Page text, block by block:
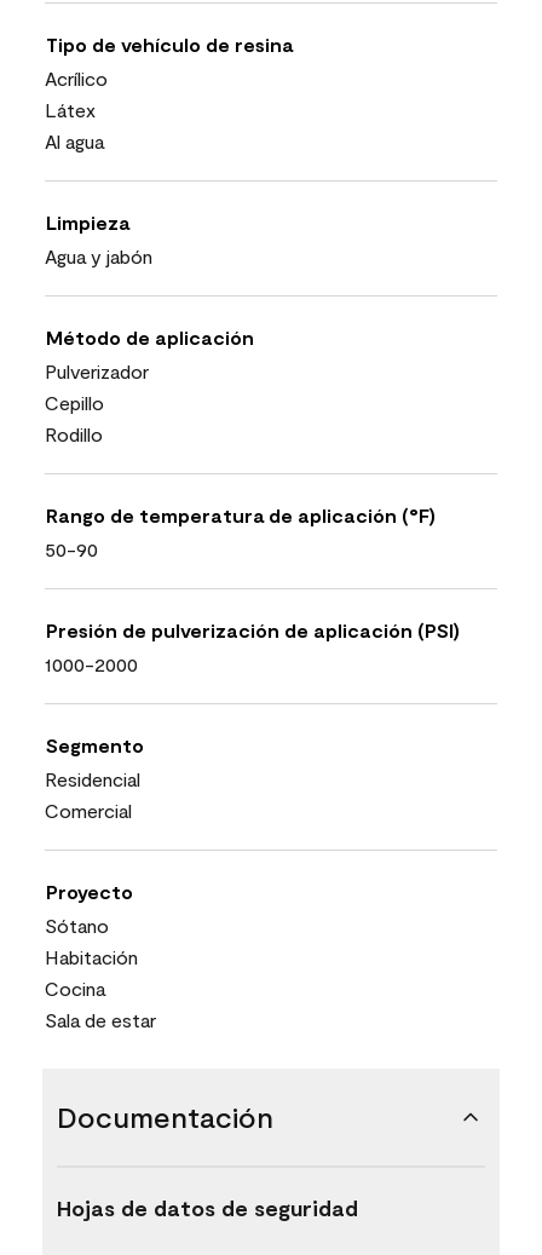
Tipo de vehículo de resina
Acrílico
Látex
Al agua
Limpieza
Agua y jabón
Método de aplicación
Pulverizador
Cepillo
Rodillo
Rango de temperatura de aplicación (°F)
50-90
Presión de pulverización de aplicación (PSI)
1000-2000
Segmento
Residencial
Comercial
Proyecto
Sótano
Habitación
Cocina
Sala de estar
Documentación
Hojas de datos de seguridad